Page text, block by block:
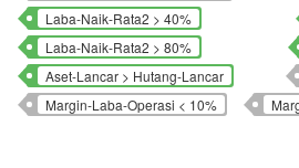
Laba-Naik-Rata2 > 40%
Laba-Naik-Rata2 > 80%
Aset-Lancar > Hutang-Lancar
Margin-Laba-Operasi < 10%